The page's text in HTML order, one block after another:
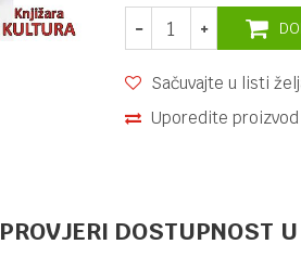
Sačuvajte u listi
Uporedite proizvod
PROVJERI DOSTUPNOST U
NAUKA I OPŠTA INTERESOVANJA ZA DJECU 21,60